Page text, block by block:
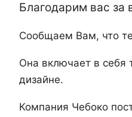
Благодарим вас за
Сообщаем Вам, что
Она включает в себя
дизайне.
Компания Чебоко